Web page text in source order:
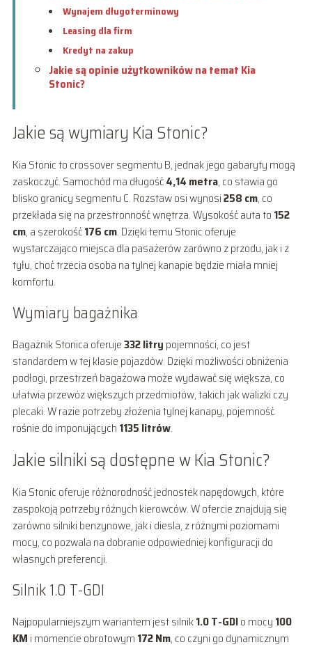
Wynajem długoterminowy
Leasing dla firm
Kredyt na zakup
Jakie są opinie użytkowników na temat Kia
Stonic?
Jakie są wymiary Kia Stonic?
Kia Stonic to crossover segmentu B, jednak jego gabaryty mogą
zaskoczyć. Samochód ma długość4,14 metra, co stawia go
blisko granicy segmentu C. Rozstaw osi wynosi258 cm, co
przekłada się na przestronność wnętrza. Wysokość auta to 152
cm, a szerokość176 cm. Dzięki temu Stonic oferuje
wystarczająco miejsca dla pasażerów zarówno z przodu, jak i z
tyłu, choć trzecia osoba na tylnej kanapie będzie miała mniej
komfortu.
Wymiary bagażnika
Bagażnik Stonica oferuje332 litry pojemności, co jest
standardem w tej klasie pojazdów. Dzięki możliwości obniżenia
podłogi, przestrzeń bagażowa może wydawać się większa, co
ułatwia przewóz większych przedmiotów, takich jak walizki czy
plecaki. W razie potrzeby złożenia tylnej kanapy, pojemność
rośnie do imponujących 1135 litrów.
Jakie silniki są dostępne w Kia Stonic?
Kia Stonic oferuje różnorodność jednostek napędowych, które
zaspokoją potrzeby różnych kierowców. W ofercie znajdują się
zarówno silniki benzynowe, jak i diesla, z różnymi poziomami
mocy, co pozwala na dobranie odpowiedniej konfiguracji do
własnych preferencji.
Silnik 1.0 T-GDI
Najpopularniejszym wariantem jest silnik1.0 T-GDIo mocy 100
KM i momencie obrotowym 172 Nm, co czyni go dynamicznym